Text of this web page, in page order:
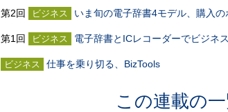
第2回 ビジネス いま旬の電子辞書4モデル、購入の
第1回 ビジネス 電子辞書とICレコーダーでビジネ
ビジネス 仕事を乗り切る、BizTools
この連載の